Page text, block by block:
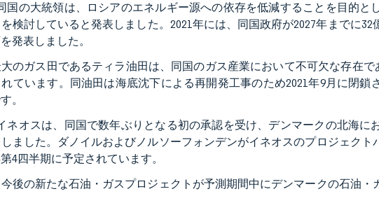
国の大統領は、ロシアのエネルギー源への依存を低減することを目的と
検討していると発表しました。2021年には、同国政府が2027年までに
発表しました。
のガス田であるティラ油田は、同国のガス産業において不可欠な存在で
ています。同油田は海底沈下による再開発工事のため2021年9月に閉鎖
。
ネオスは、同国で数年ぶりとなる初の承認を受け、デンマークの北海に
ました。ダノイルおよびノルソーフォンデンがイネオスのプロジェクト
4四半期に予定されています。
後の新たな石油・ガスプロジェクトが予測期間中にデンマークの石油・